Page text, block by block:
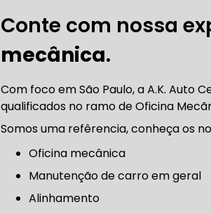
CORREIA
CORREIA
Conte com nossa
mecânica.
Com foco em São Paulo, a A.K.
qualificados no ramo de Oficina
Somos uma refêrencia, conheça os
Oficina mecânica
manutenção de carro em geral
Alinhamento